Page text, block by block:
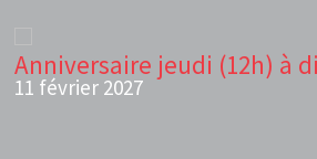
Anniversaire jeudi (12h) à
11 février 2027